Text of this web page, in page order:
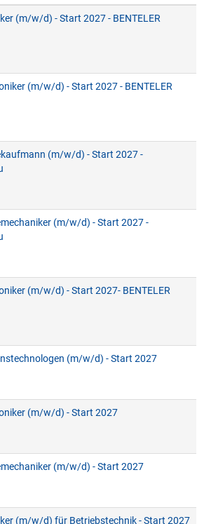
(m/w/d) - Start 2027 - BENTELER
(m/w/d) - Start 2027 - BENTELER
(m/w/d) - Start 2027 -
(m/w/d) - Start 2027 -
(m/w/d) - Start 2027- BENTELER
(m/w/d) - Start 2027
(m/w/d) - Start 2027
(m/w/d) - Start 2027
(m/w/d) für Betriebstechnik - Start 2027